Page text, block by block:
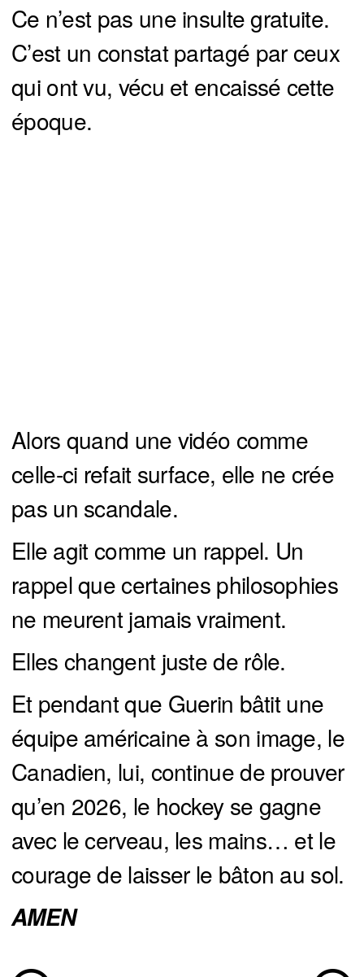
Ce n’est pas une insulte gratuite.
C’est un constat partagé par ceux
qui ont vu, vécu et encaissé cette
époque.
Alors quand une vidéo comme
celle-ci refait surface, elle ne crée
pas un scandale.
Elle agit comme un rappel. Un
rappel que certaines philosophies
ne meurent jamais vraiment.
Elles changent juste de rôle.
Et pendant que Guerin bâtit une
équipe américaine à son image, le
Canadien, lui, continue de prouver
qu’en 2026, le hockey se gagne
avec le cerveau, les mains… et le
courage de laisser le bâton au sol.
AMEN